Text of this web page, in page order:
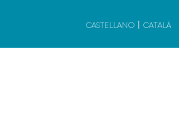
CASTELLANO CATALÀ